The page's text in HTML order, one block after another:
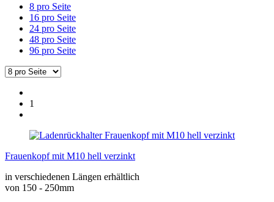
8 pro Seite
16 pro Seite
24 pro Seite
48 pro Seite
96 pro Seite
1
Frauenkopf mit M10 hell verzinkt
in verschiedenen Längen erhältlich
von 150 - 250mm